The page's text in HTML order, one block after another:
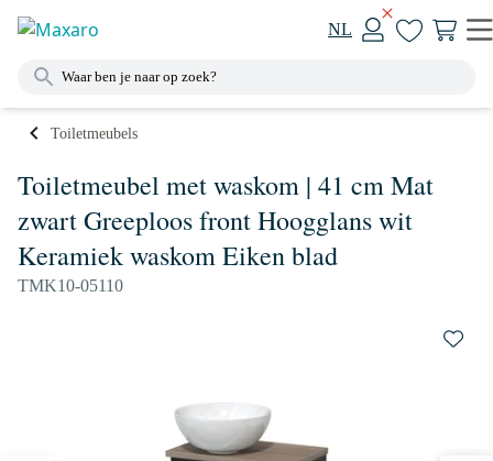
NL
Toiletmeubels
Toiletmeubel met waskom | 41 cm Mat
zwart Greeploos front Hoogglans wit
Keramiek waskom Eiken blad
TMK10-05110